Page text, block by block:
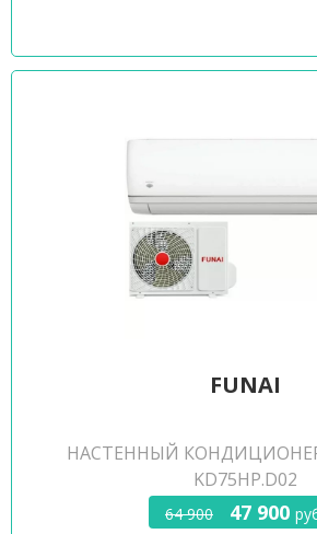
FUNAI
НАСТЕННЫЙ КОНДИЦИОНЕР
KD75HP.D02
64 900 47 900